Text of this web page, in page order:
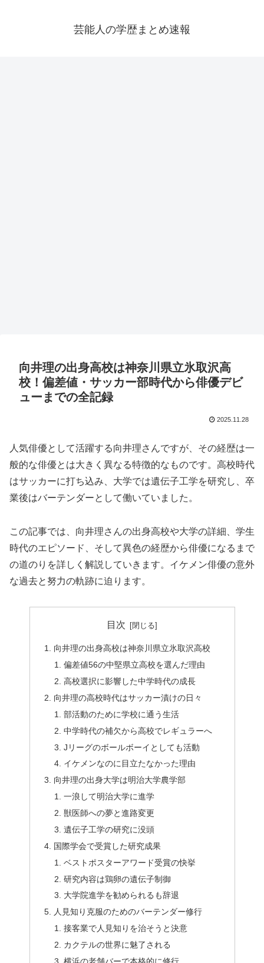
芸能人の学歴まとめ速報
向井理の出身高校は神奈川県立氷取沢高
校！偏差値・サッカー部時代から俳優デビ
ューまでの全記録
2025.11.28
人気俳優として活躍する向井理さんですが、その経歴は一
般的な俳優とは大きく異なる特徴的なものです。高校時代
はサッカーに打ち込み、大学では遺伝子工学を研究し、卒
業後はバーテンダーとして働いていました。
この記事では、向井理さんの出身高校や大学の詳細、学生
時代のエピソード、そして異色の経歴から俳優になるまで
の道のりを詳しく解説していきます。イケメン俳優の意外
な過去と努力の軌跡に迫ります。
目次
向井理の出身高校は神奈川県立氷取沢高校
偏差値56の中堅県立高校を選んだ理由
高校選択に影響した中学時代の成長
向井理の高校時代はサッカー漬けの日々
部活動のために学校に通う生活
中学時代の補欠から高校でレギュラーへ
Jリーグのボールボーイとしても活動
イケメンなのに目立たなかった理由
向井理の出身大学は明治大学農学部
一浪して明治大学に進学
獣医師への夢と進路変更
遺伝子工学の研究に没頭
国際学会で受賞した研究成果
ベストポスターアワード受賞の快挙
研究内容は鶏卵の遺伝子制御
大学院進学を勧められるも辞退
人見知り克服のためのバーテンダー修行
接客業で人見知りを治そうと決意
カクテルの世界に魅了される